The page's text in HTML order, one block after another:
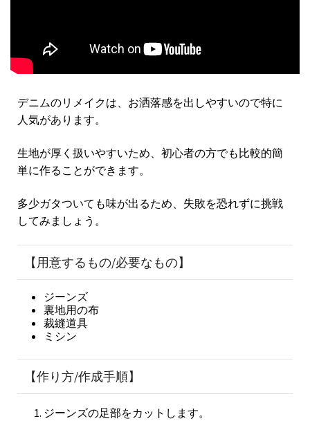
デニムのリメイクは、お洒落感を出しやすいので特に
人気があります。
生地が厚く扱いやすいため、初心者の方でも比較的簡
単に作ることができます。
多少ガタついても味が出るため、失敗を恐れずに挑戦
してみましょう。
【用意するもの/必要なもの】
ジーンズ
裏地用の布
裁縫道具
ミシン
【作り方/作成手順】
ジーンズの足部をカットします。